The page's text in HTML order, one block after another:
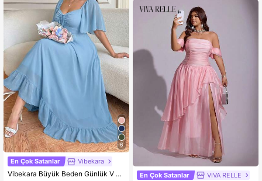
6
En Çok Satanlar Vibekara
Vibekara Büyük Beden Günlük V Yaka Fırfırlı Kollu A Kesim Elbise, Şık ve Rahat, Dışarı Çıkmak İçin İdeal En Çok Satanlar VIVA RELLE